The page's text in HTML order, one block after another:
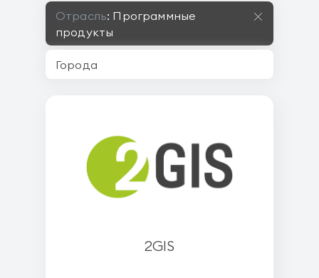
Отрасль: Программные
продукты
2GIS